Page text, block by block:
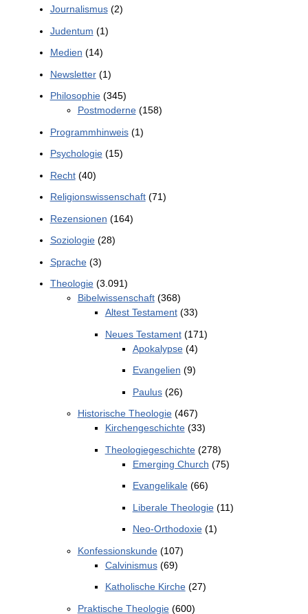
Journalismus(2)
Judentum (1)
Medien (14)
Newsletter(1)
Philosophie(345)
Postmoderne(158)
Programmhinweis(1)
Psychologie(15)
Recht(40)
Religionswissenschaft(71)
Rezensionen (164)
Soziologie(28)
Sprache(3)
Theologie(3.091)
Bibelwissenschaft(368)
Altest Testament(33)
Neues Testament(171)
Apokalypse(4)
Evangelien (9)
Paulus(26)
Historische Theologie(467)
Kirchengeschichte(33)
Theologiegeschichte(278)
Emerging Church (75)
Evangelikale(66)
Liberale Theologie(11)
Neo-Orthodoxie(1)
Konfessionskunde(107)
Calvinismus(69)
Katholische Kirche(27)
Praktische Theologie(600)